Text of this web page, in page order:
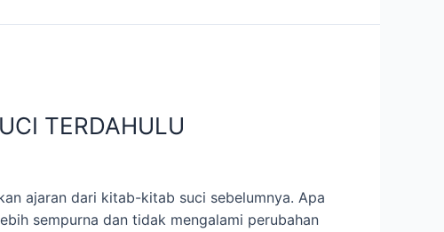
TERDAHULU
ajaran dari kitab-kitab suci sebelumnya. Apa
sempurna dan tidak mengalami perubahan